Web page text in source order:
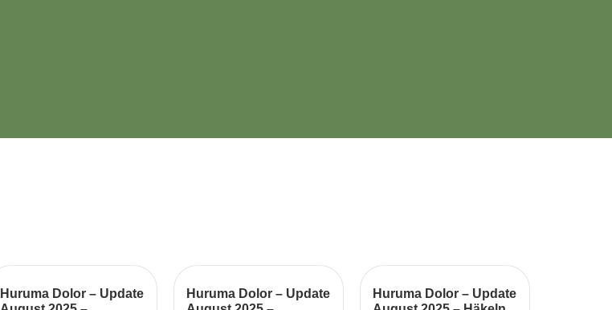
Huruma Dolor – Update
Huruma Dolor – Update
Huruma Dolor – Update